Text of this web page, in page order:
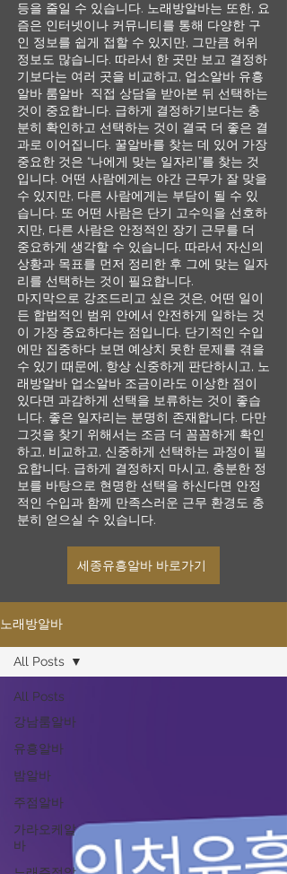
등을 줄일 수 있습니다. 노래방알바는 또한, 요
즘은 인터넷이나 커뮤니티를 통해 다양한 구
인 정보를 쉽게 접할 수 있지만, 그만큼 허위
정보도 많습니다. 따라서 한 곳만 보고 결정하
기보다는 여러 곳을 비교하고, 업소알바 유흥
알바 룸알바 직접 상담을 받아본 뒤 선택하는
것이 중요합니다. 급하게 결정하기보다는 충
분히 확인하고 선택하는 것이 결국 더 좋은 결
과로 이어집니다. 꿀알바를 찾는 데 있어 가장
중요한 것은 “나에게 맞는 일자리”를 찾는 것
입니다. 어떤 사람에게는 야간 근무가 잘 맞을
수 있지만, 다른 사람에게는 부담이 될 수 있
습니다. 또 어떤 사람은 단기 고수익을 선호하
지만, 다른 사람은 안정적인 장기 근무를 더
중요하게 생각할 수 있습니다. 따라서 자신의
상황과 목표를 먼저 정리한 후 그에 맞는 일자
리를 선택하는 것이 필요합니다.
마지막으로 강조드리고 싶은 것은, 어떤 일이
든 합법적인 범위 안에서 안전하게 일하는 것
이 가장 중요하다는 점입니다. 단기적인 수입
에만 집중하다 보면 예상치 못한 문제를 겪을
수 있기 때문에, 항상 신중하게 판단하시고, 노
래방알바 업소알바 조금이라도 이상한 점이
있다면 과감하게 선택을 보류하는 것이 좋습
니다. 좋은 일자리는 분명히 존재합니다. 다만
그것을 찾기 위해서는 조금 더 꼼꼼하게 확인
하고, 비교하고, 신중하게 선택하는 과정이 필
요합니다. 급하게 결정하지 마시고, 충분한 정
보를 바탕으로 현명한 선택을 하신다면 안정
적인 수입과 함께 만족스러운 근무 환경도 충
분히 얻으실 수 있습니다.
세종유흥알바 바로가기
노래방알바
All Posts
강남룸알바
유흥알바
밤알바
주점알바
가라오케알
바
All Posts